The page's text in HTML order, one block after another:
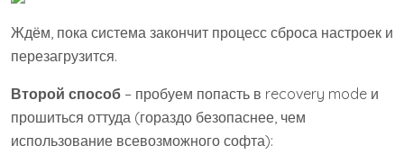
Ждём, пока система закончит процесс сброса настроек и
перезагрузится.
Второй способ – пробуем попасть в recovery mode и
прошиться оттуда (гораздо безопаснее, чем
использование всевозможного софта):